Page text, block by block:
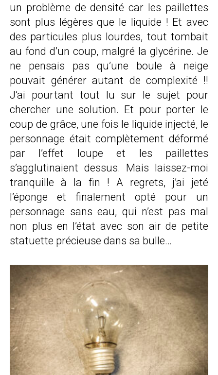
un problème de densité car les paillettes
sont plus légères que le liquide ! Et avec
des particules plus lourdes, tout tombait
au fond d’un coup, malgré la glycérine. Je
ne pensais pas qu’une boule à neige
pouvait générer autant de complexité !!
J’ai pourtant tout lu sur le sujet pour
chercher une solution. Et pour porter le
coup de grâce, une fois le liquide injecté, le
personnage était complètement déformé
par l’effet loupe et les paillettes
s’agglutinaient dessus. Mais laissez-moi
tranquille à la fin ! A regrets, j’ai jeté
l’éponge et finalement opté pour un
personnage sans eau, qui n’est pas mal
non plus en l’état avec son air de petite
statuette précieuse dans sa bulle…